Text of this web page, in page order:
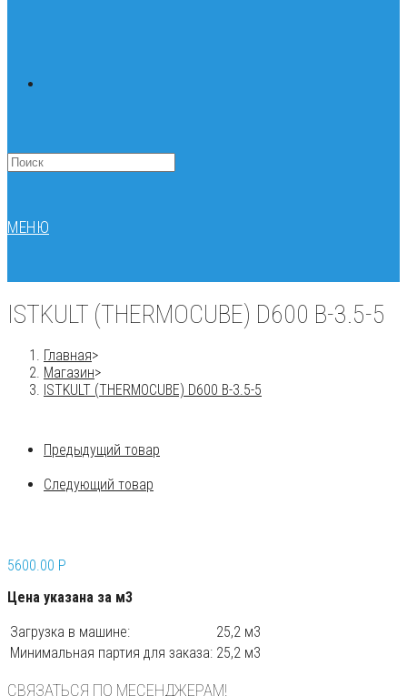
МЕНЮ
ISTKULT (THERMOCUBE) D600 B-3.5-5
Главная>
Магазин>
ISTKULT (THERMOCUBE) D600 B-3.5-5
Предыдущий товар
Следующий товар
5600.00 P
Цена указана за м3
Загрузка в машине:
25,2 м3
Минимальная партия для заказа: 25,2 м3
СВЯЗАТЬСЯ ПО МЕСЕНДЖЕРАМ!